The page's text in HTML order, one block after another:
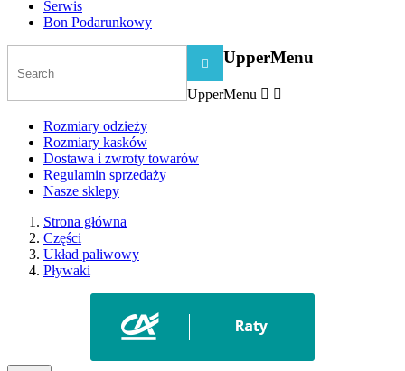
Serwis
Bon Podarunkowy
 UpperMenu
UpperMenu  
Rozmiary odzieży
Rozmiary kasków
Dostawa i zwroty towarów
Regulamin sprzedaży
Nasze sklepy
Strona główna
Części
Układ paliwowy
Pływaki